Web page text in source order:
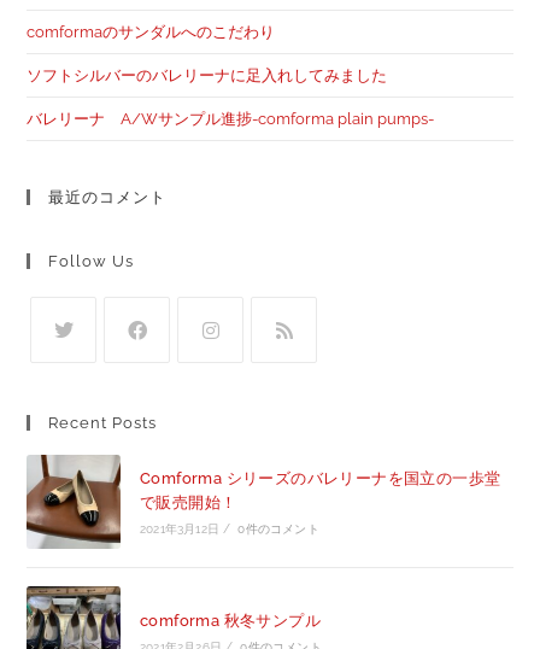
comformaのサンダルへのこだわり
ソフトシルバーのバレリーナに足入れしてみました
バレリーナ A/Wサンプル進捗-comforma plain pumps-
最近のコメント
Follow Us
Recent Posts
Comforma シリーズのバレリーナを国立の一歩堂
で販売開始！
2021年3月12日 / 0件のコメント
comforma 秋冬サンプル